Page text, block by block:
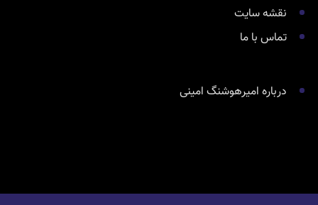
نقشه سایت
تماس با ما
درباره امیرهوشنگ امینی